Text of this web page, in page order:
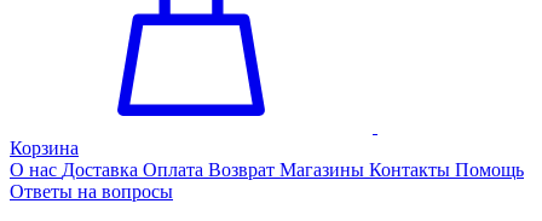
Корзина
О нас Доставка Оплата Возврат Магазины Контакты Помощь
Ответы на вопросы